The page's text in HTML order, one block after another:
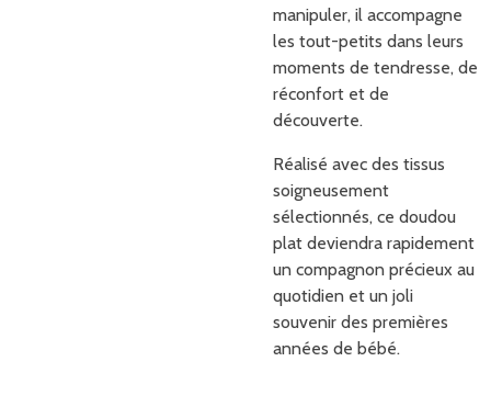
manipuler, il accompagne
les tout-petits dans leurs
moments de tendresse, de
réconfort et de
découverte.
Réalisé avec des tissus
soigneusement
sélectionnés, ce doudou
plat deviendra rapidement
un compagnon précieux au
quotidien et un joli
souvenir des premières
années de bébé.